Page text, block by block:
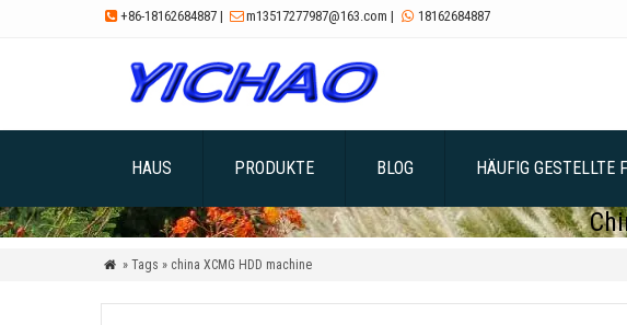
 +86-18162684887 | m13517277987@163.com |  18162684887
HAUS PRODUKTE BLOG HÄUFIG GESTELLTE
 » Tags » china XCMG HDD machine